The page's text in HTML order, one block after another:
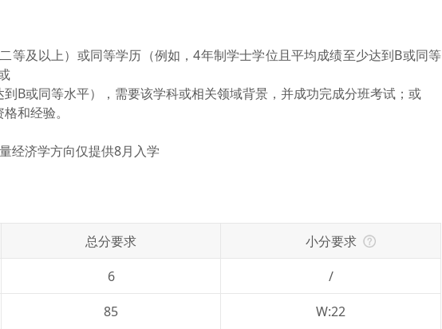
等及以上）或同等学历（例如，4年制学士学位且平均成绩至少达到B或同等
B或同等水平），需要该学科或相关领域背景，并成功完成分班考试；或
和经验。
经济学方向仅提供8月入学
总分要求
小分要求
6 /
85 W:22